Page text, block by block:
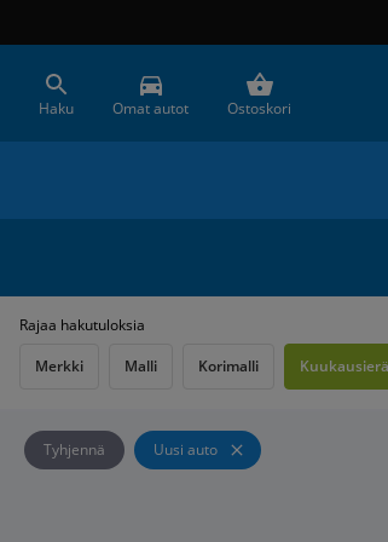
Haku Omat autot Ostoskori
Rajaa hakutuloksia
Merkki
Malli Korimalli Kuukausierä
Tyhjennä Uusi auto